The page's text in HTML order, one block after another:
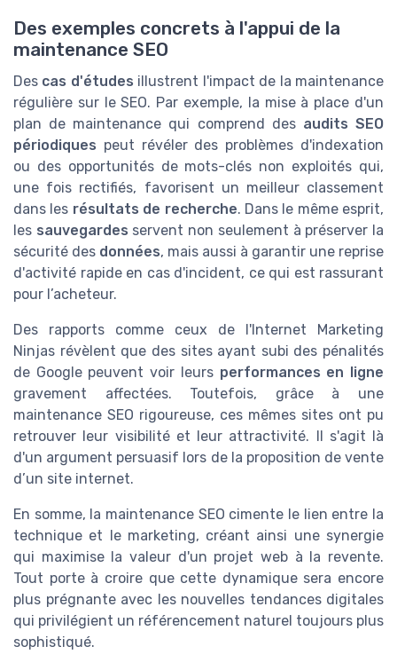
Des exemples concrets à l'appui de la
maintenance SEO
Des cas d'études illustrent l'impact de la maintenance
régulière sur le SEO. Par exemple, la mise à place d'un
plan de maintenance qui comprend des audits SEO
périodiques peut révéler des problèmes d'indexation
ou des opportunités de mots-clés non exploités qui,
une fois rectifiés, favorisent un meilleur classement
dans les résultats de recherche. Dans le même esprit,
les sauvegardes servent non seulement à préserver la
sécurité des données, mais aussi à garantir une reprise
d'activité rapide en cas d'incident, ce qui est rassurant
pour l’acheteur.
Des rapports comme ceux de l'Internet Marketing
Ninjas révèlent que des sites ayant subi des pénalités
de Google peuvent voir leurs performances en ligne
gravement affectées. Toutefois, grâce à une
maintenance SEO rigoureuse, ces mêmes sites ont pu
retrouver leur visibilité et leur attractivité. Il s'agit là
d'un argument persuasif lors de la proposition de vente
d’un site internet.
En somme, la maintenance SEO cimente le lien entre la
technique et le marketing, créant ainsi une synergie
qui maximise la valeur d'un projet web à la revente.
Tout porte à croire que cette dynamique sera encore
plus prégnante avec les nouvelles tendances digitales
qui privilégient un référencement naturel toujours plus
sophistiqué.